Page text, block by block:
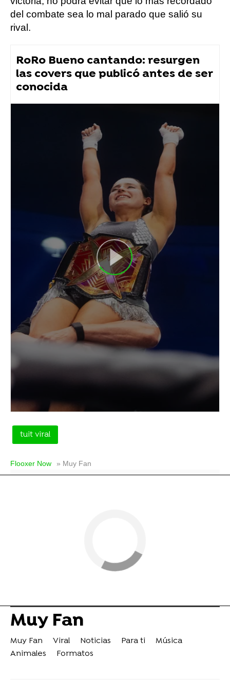
del combate sea lo mal parado que salió su
rival.
RoRo Bueno cantando: resurgen
las covers que publicó antes de ser
conocida
tuit viral
Flooxer Now » Muy Fan
Muy Fan
Muy Fan Viral Noticias Para ti
Música
Animales
Formatos